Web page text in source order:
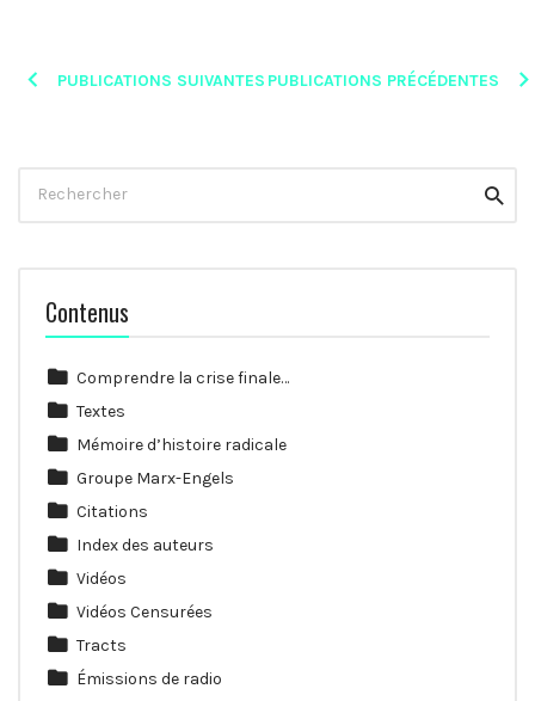
PostsPUBLICATIONS SUIVANTES PUBLICATIONS PRÉCÉDENTES
Contenus
Comprendre la crise finale…
Textes
Mémoire d’histoire radicale
Groupe Marx-Engels
Citations
Index des auteurs
Vidéos
Vidéos Censurées
Tracts
Émissions de radio